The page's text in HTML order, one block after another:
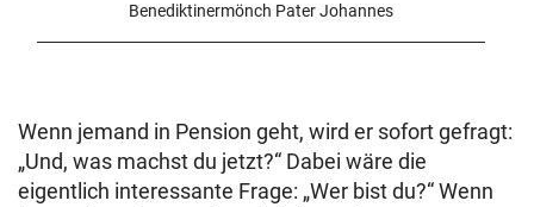
Benediktinermönch Pater Johannes
Wenn jemand in Pension geht, wird er sofort gefragt:
„Und, was machst du jetzt?“ Dabei wäre die
eigentlich interessante Frage: „Wer bist du?“ Wenn